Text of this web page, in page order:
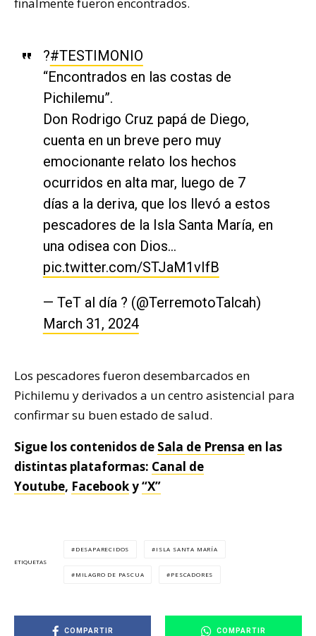
?#TESTIMONIO
“Encontrados en las costas de
Pichilemu”.
Don Rodrigo Cruz papá de Diego,
cuenta en un breve pero muy
emocionante relato los hechos
ocurridos en alta mar, luego de 7
días a la deriva, que los llevó a estos
pescadores de la Isla Santa María, en
una odisea con Dios…
pic.twitter.com/STJaM1vIfB
— TeT al día ? (@TerremotoTalcah)
March 31, 2024
Los pescadores fueron desembarcados en
Pichilemu y derivados a un centro asistencial para
confirmar su buen estado de salud.
Sigue los contenidos de Sala de Prensa en las
distintas plataformas: Canal de
Youtube, Facebooky“X”
ETIQUETAS
DESAPARECIDOS ISLA SANTA MARÍA
MILAGRO DE PASCUA PESCADORES
COMPARTIR COMPARTIR